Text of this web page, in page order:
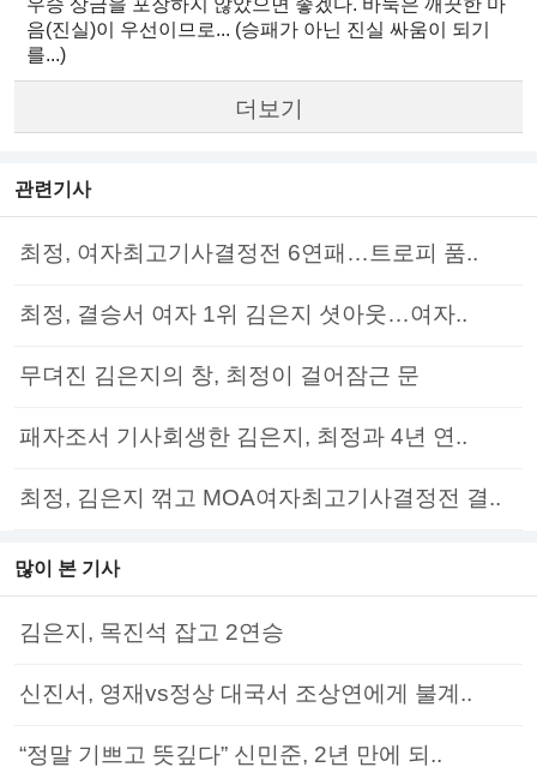
음(진실)이 우선이므로... (승패가 아닌 진실 싸움이 되기
를...)
더보기
관련기사
최정, 여자최고기사결정전 6연패…트로피 품..
최정, 결승서 여자 1위 김은지 셧아웃…여자..
무뎌진 김은지의 창, 최정이 걸어잠근 문
패자조서 기사회생한 김은지, 최정과 4년 연..
최정, 김은지 꺾고 MOA여자최고기사결정전 결..
많이 본 기사
김은지, 목진석 잡고 2연승
신진서, 영재vs정상 대국서 조상연에게 불계..
“정말 기쁘고 뜻깊다” 신민준, 2년 만에 되..